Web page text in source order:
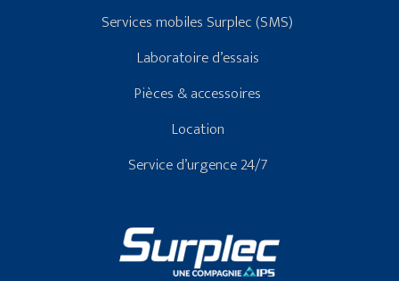
Services mobiles Surplec (SMS)
Laboratoire d’essais
Pièces & accessoires
Location
Service d’urgence 24/7